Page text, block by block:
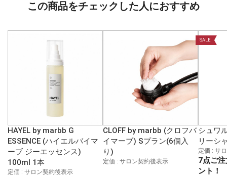
この商品をチェックした人におすすめ
HAYEL by marbb G
ESSENCE (ハイエルバイマ
ーブ ジーエッセンス)
100ml 1本
定価 : サロン契約後表示
CLOFF by marbb (クロフバ
イマーブ) Sプラン(6個入
り)
定価 : サロン契約後表示
SALE
シュワ
リーシ
定価 : サ
7点ご
ント！